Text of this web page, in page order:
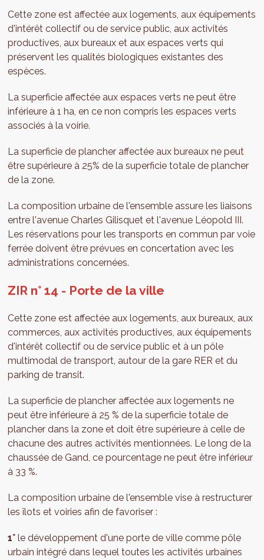
Cette zone est affectée aux logements, aux équipements
d'intérêt collectif ou de service public, aux activités
productives, aux bureaux et aux espaces verts qui
préservent les qualités biologiques existantes des
espèces.
La superficie affectée aux espaces verts ne peut être
inférieure à 1 ha, en ce non compris les espaces verts
associés à la voirie.
La superficie de plancher affectée aux bureaux ne peut
être supérieure à 25% de la superficie totale de plancher
de la zone.
La composition urbaine de l'ensemble assure les liaisons
entre l'avenue Charles Gilisquet et l'avenue Léopold III.
Les réservations pour les transports en commun par voie
ferrée doivent être prévues en concertation avec les
administrations concernées.
ZIR n° 14 - Porte de la ville
Cette zone est affectée aux logements, aux bureaux, aux
commerces, aux activités productives, aux équipements
d'intérêt collectif ou de service public et à un pôle
multimodal de transport, autour de la gare RER et du
parking de transit.
La superficie de plancher affectée aux logements ne
peut être inférieure à 25 % de la superficie totale de
plancher dans la zone et doit être supérieure à celle de
chacune des autres activités mentionnées. Le long de la
chaussée de Gand, ce pourcentage ne peut être inférieur
à 33 %.
La composition urbaine de l'ensemble vise à restructurer
les îlots et voiries afin de favoriser :
1°le développement d'une porte de ville comme pôle
urbain intégré dans lequel toutes les activités urbaines